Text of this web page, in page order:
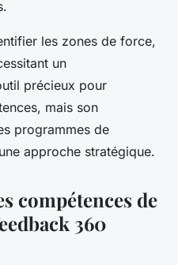
les zones de force,
un
précieux pour
mais son
programmes de
approche stratégique.
compétences de
360